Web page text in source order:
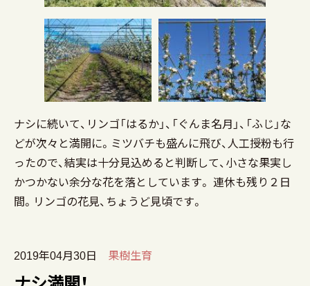
ナシに続いて、リンゴ「はるか」、「ぐんま名月」、「ふじ」な
どが次々と満開に。ミツバチも盛んに飛び、人工授粉も行
ったので、結実は十分見込めると判断して、小さな果実し
かつかない余分な花を落としています。 連休も残り２日
間。リンゴの花見、ちょうど見頃です。
2019年04月30日 果樹生育